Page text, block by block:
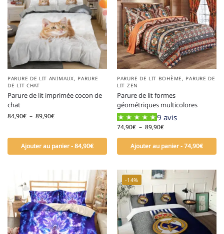
PARURE DE LIT ANIMAUX, PARURE
DE LIT CHAT
Parure de lit imprimée cocon de
chat
84,90€ – 89,90€
Ajouter au panier - 84,90€
PARURE DE LIT BOHÈME, PARURE DE
LIT ZEN
Parure de lit formes
géométriques multicolores
9 avis
74,90€ – 89,90€
Ajouter au panier - 74,90€
-14%